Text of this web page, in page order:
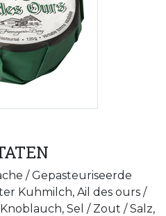
/ Gepasteuriseerde
Kuhmilch, Ail des ours /
Sel / Zout / Salz,